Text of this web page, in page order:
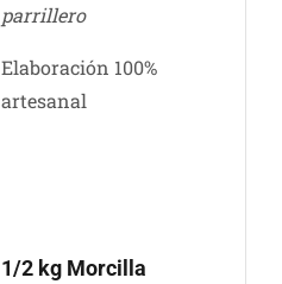
parrillero
Elaboración 100%
artesanal
1/2 kg Morcilla